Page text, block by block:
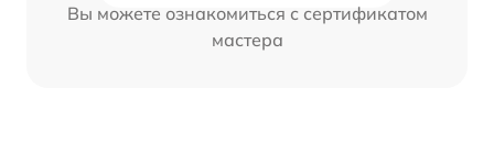
Вы можете ознакомиться с сертификатом
мастера